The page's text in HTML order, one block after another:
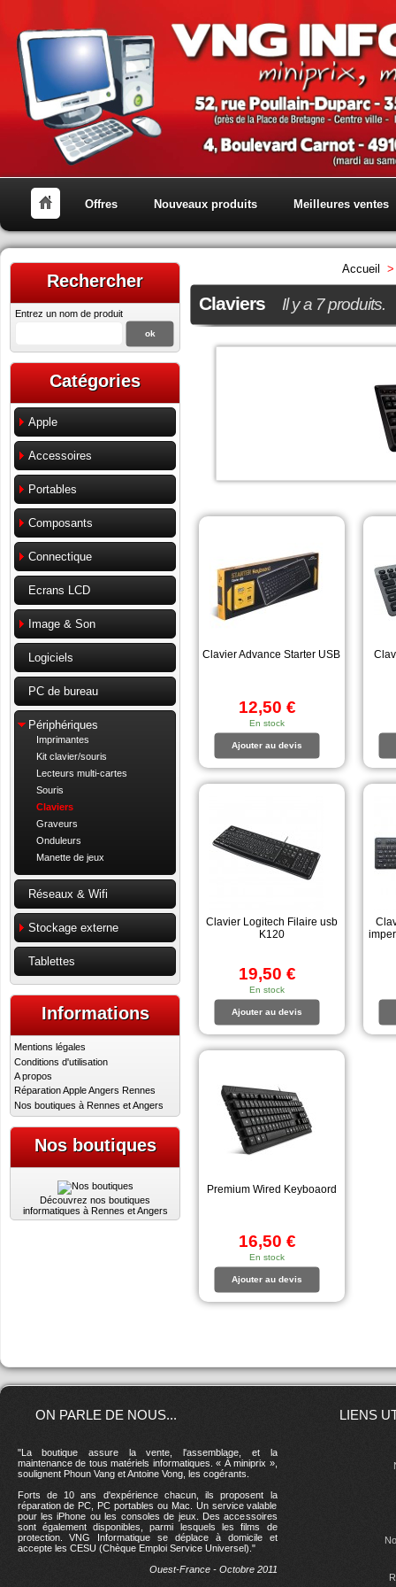
Offres Nouveaux produits Meilleures ventes
Rechercher
Entrez un nom de produit
Catégories
Apple
Accessoires
Portables
Composants
Connectique
Ecrans LCD
Image & Son
Logiciels
PC de bureau
Périphériques
Imprimantes
Kit clavier/souris
Lecteurs multi-cartes
Souris
Claviers
Graveurs
Onduleurs
Manette de jeux
Réseaux & Wifi
Stockage externe
Tablettes
Informations
Mentions légales
Conditions d'utilisation
A propos
Réparation Apple Angers Rennes
Nos boutiques à Rennes et Angers
Nos boutiques
Découvrez nos boutiques
informatiques à Rennes et Angers
Accueil >
Claviers Il y a 7 produits.
Clavier Advance Starter USB
12,50 €
En stock
Ajouter au devis
Clavier Logitech Filaire usb
K120
19,50 €
En stock
Ajouter au devis
Premium Wired Keyboaord
16,50 €
En stock
Ajouter au devis
ON PARLE DE NOUS...
"La boutique assure la vente, l'assemblage, et la
maintenance de tous matériels informatiques. « À miniprix »,
soulignent Phoun Vang et Antoine Vong, les cogérants.
Forts de 10 ans d'expérience chacun, ils proposent la
réparation de PC, PC portables ou Mac. Un service valable
pour les iPhone ou les consoles de jeux. Des accessoires
sont également disponibles, parmi lesquels les films de
protection. VNG Informatique se déplace à domicile et
accepte les CESU (Chèque Emploi Service Universel)."
Ouest-France - Octobre 2011
LIENS